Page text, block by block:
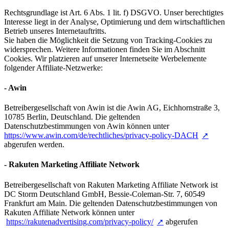
Rechtsgrundlage ist Art. 6 Abs. 1 lit. f) DSGVO. Unser berechtigtes
Interesse liegt in der Analyse, Optimierung und dem wirtschaftlichen
Betrieb unseres Internetauftritts.
Sie haben die Möglichkeit die Setzung von Tracking-Cookies zu
widersprechen. Weitere Informationen finden Sie im Abschnitt
Cookies. Wir platzieren auf unserer Internetseite Werbelemente
folgender Affiliate-Netzwerke:
- Awin
Betreibergesellschaft von Awin ist die Awin AG, Eichhornstraße 3,
10785 Berlin, Deutschland. Die geltenden
Datenschutzbestimmungen von Awin können unter
https://www.awin.com/de/rechtliches/privacy-policy-DACH
abgerufen werden.
- Rakuten Marketing Affiliate Network
Betreibergesellschaft von Rakuten Marketing Affiliate Network ist
DC Storm Deutschland GmbH, Bessie-Coleman-Str. 7, 60549
Frankfurt am Main. Die geltenden Datenschutzbestimmungen von
Rakuten Affiliate Network können unter
https://rakutenadvertising.com/privacy-policy/
abgerufen